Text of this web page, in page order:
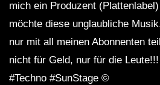
mich ein Produzent
möchte diese unglaubliche
nur mit all meinen Abonnenten
nicht für Geld, nur für die
#Techno #SunStage ©